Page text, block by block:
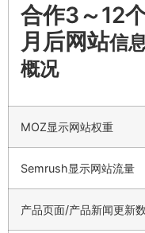
合作3～12
月后网站信
概况
MOZ显示网站权重
Semrush显示网站流量
产品页面/产品新闻更新